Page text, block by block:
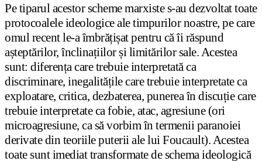
Pe tiparul acestor scheme marxiste s-au dezvoltat toate
protocoalele ideologice ale timpurilor noastre, pe care
omul recent le-a îmbrățișat pentru că îi răspund
așteptărilor, înclinațiilor și limitărilor sale. Acestea
sunt: diferența care trebuie interpretată ca
discriminare, inegalitățile care trebuie interpretate ca
exploatare, critica, dezbaterea, punerea în discuție care
trebuie interpretate ca fobie, atac, agresiune (ori
microagresiune, ca să vorbim în termenii paranoiei
derivate din teoriile puterii ale lui Foucault). Acestea
toate sunt imediat transformate de schema ideologică